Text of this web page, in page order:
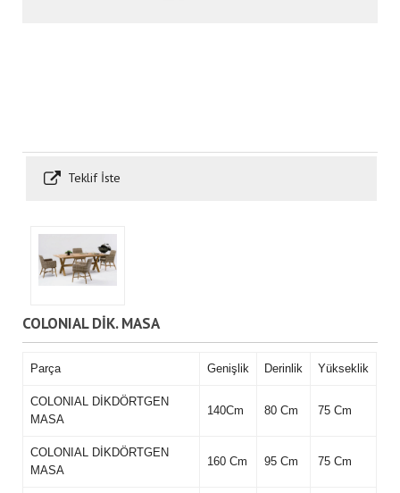
Teklif İste
COLONIAL DİK. MASA
Parça Genişlik Derinlik Yükseklik
COLONIAL DİKDÖRTGEN
MASA
140Cm 80 Cm 75 Cm
COLONIAL DİKDÖRTGEN
MASA
160 Cm 95 Cm 75 Cm